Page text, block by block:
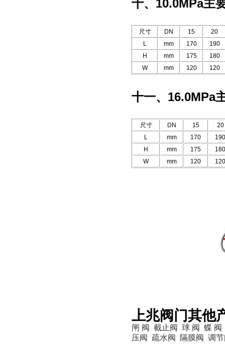
十、10.0MPa主
尺寸 DN 15
20
L
mm 170
190
H
mm 175
180
W
mm 120 120
十一、16.0MPa
尺寸 DN 15
20
L
mm 170
190
H
mm 175
180
W
mm 120 120
上兆阀门其他
闸 阀 截止阀 球 阀 蝶 阀
压阀
疏水阀 隔膜阀 调